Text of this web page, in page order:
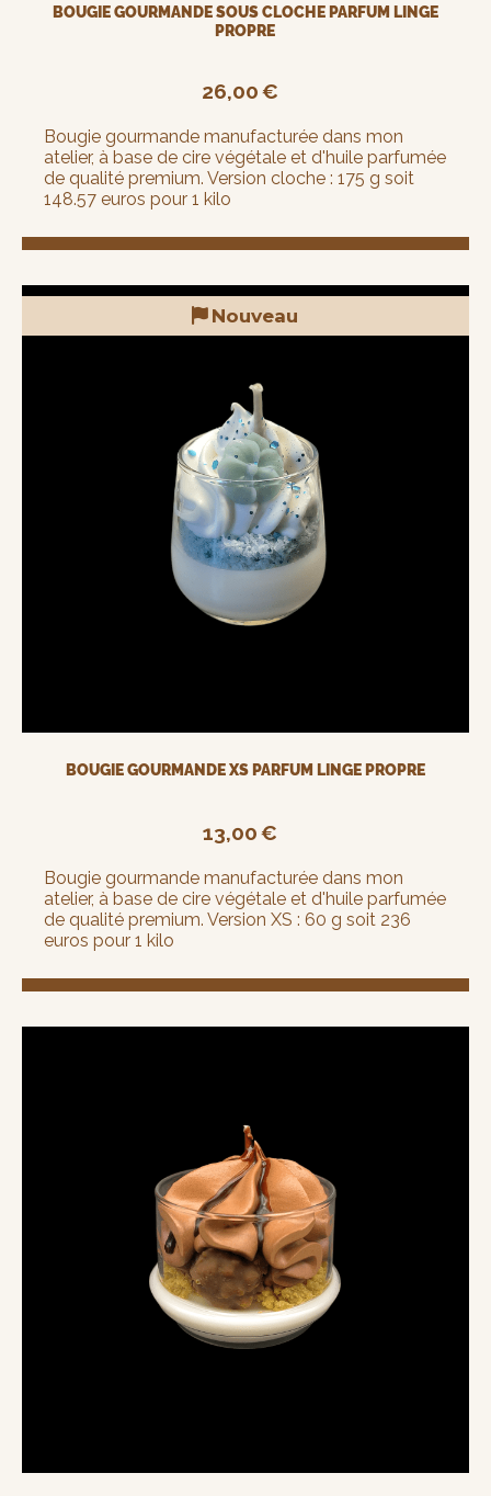
BOUGIE GOURMANDE SOUS CLOCHE PARFUM LINGE
PROPRE
26,00€
Bougie gourmande manufacturée dans mon
atelier, à base de cire végétale et d'huile parfumée
de qualité premium. Version cloche : 175 g soit
148.57 euros pour 1 kilo
Nouveau
BOUGIE GOURMANDE XS PARFUM LINGE PROPRE
13,00€
Bougie gourmande manufacturée dans mon
atelier, à base de cire végétale et d'huile parfumée
de qualité premium. Version XS : 60 g soit 236
euros pour 1 kilo